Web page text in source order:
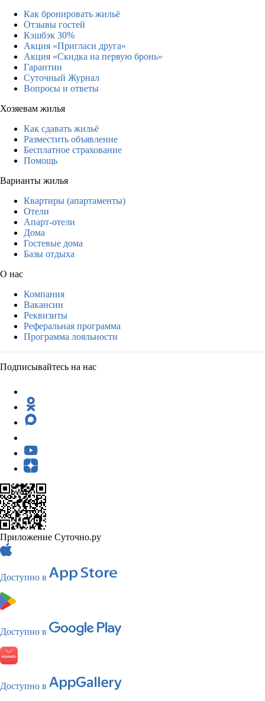
Как бронировать жильё
Отзывы гостей
Кэшбэк 30%
Акция «Пригласи друга»
Акция «Скидка на первую бронь»
Гарантии
Суточный Журнал
Вопросы и ответы
Хозяевам жилья
Как сдавать жильё
Разместить объявление
Бесплатное страхование
Помощь
Варианты жилья
Квартиры (апартаменты)
Отели
Апарт-отели
Дома
Гостевые дома
Базы отдыха
О нас
Компания
Вакансии
Реквизиты
Реферальная программа
Программа лояльности
Подписывайтесь на нас
Приложение Суточно.ру
Доступно в
Доступно в
Доступно в